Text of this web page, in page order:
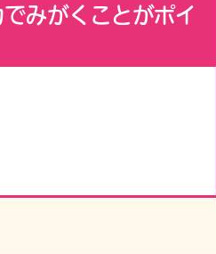
みがくことがポイ